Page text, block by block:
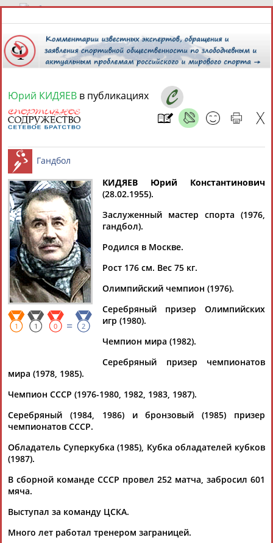
6 августа 2026 года,06:05
Найдено: 13181 Расширенный поиск
Аслаудин
АБАЕВ
Елена
АБАИМОВА
Мария
АБАКУМОВА
АБАЛАКИНА
Дмитрий
АБАРЕНОВ
Тамилла
АБАСОВА
Рамазан
АБАЧАРАЕВ
АБАШИДЗЕ
БУЛАТОВА
Татьяна
АББЯСОВА
Акжана
АБДИКАРИМОВА
Юрий КИДЯЕВ в публикациях
Гандбол
1 1 0 = 2
КИДЯЕВ Юрий Константинович
(28.02.1955).
Заслуженный мастер спорта (1976,
гандбол).
Родился в Москве.
Рост 176 см. Вес 75 кг.
Олимпийский чемпион (1976).
Серебряный призер Олимпийских
игр (1980).
Чемпион мира (1982).
Серебряный призер чемпионатов
мира (1978, 1985).
Чемпион СССР (1976-1980, 1982, 1983, 1987).
Серебряный (1984, 1986) и бронзовый (1985) призер
чемпионатов СССР.
Обладатель Суперкубка (1985), Кубка обладателей кубков
(1987).
В сборной команде СССР провел 252 матча, забросил 601
мяча.
Выступал за команду ЦСКА.
Много лет работал тренером заграницей.